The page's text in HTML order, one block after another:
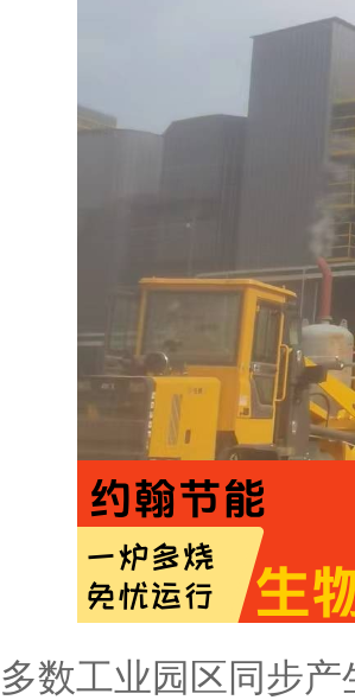
多数工业园区同步